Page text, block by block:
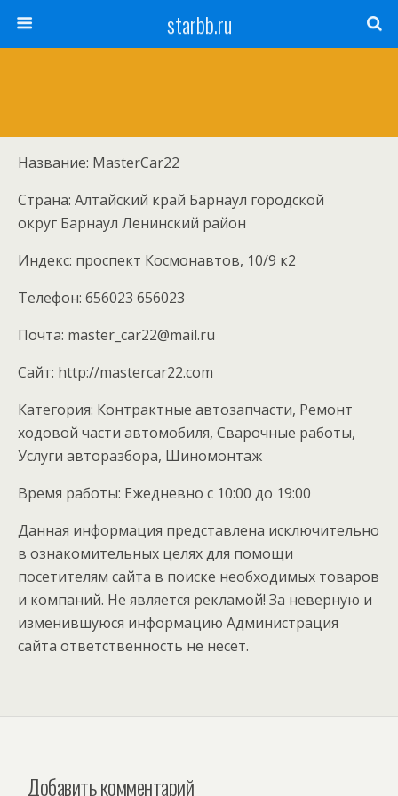
starbb.ru
Название: MasterCar22
Страна: Алтайский край Барнаул городской
округ Барнаул Ленинский район
Индекс: проспект Космонавтов, 10/9 к2
Телефон: 656023 656023
Почта: master_car22@mail.ru
Cайт: http://mastercar22.com
Категория: Контрактные автозапчасти, Ремонт
ходовой части автомобиля, Сварочные работы,
Услуги авторазбора, Шиномонтаж
Время работы: Ежедневно с 10:00 до 19:00
Данная информация представлена исключительно
в ознакомительных целях для помощи
посетителям сайта в поиске необходимых товаров
и компаний. Не является рекламой! За неверную и
изменившуюся информацию Администрация
сайта ответственность не несет.
Добавить комментарий